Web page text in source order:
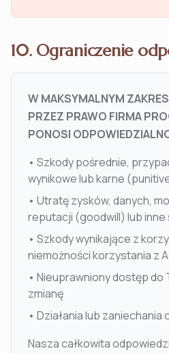
10. Ograniczenie
W MAKSYMALNYM
PRZEZ PRAWO FIRMA
PONOSI
• Szkody pośrednie,
wynikowe lub karne
• Utratę zysków, danych,
reputacji (goodwill) lub
• Szkody wynikające z
niemożności korzystania z
• Nieuprawniony dostęp do
zmianę
• Działania lub
Nasza całkowita